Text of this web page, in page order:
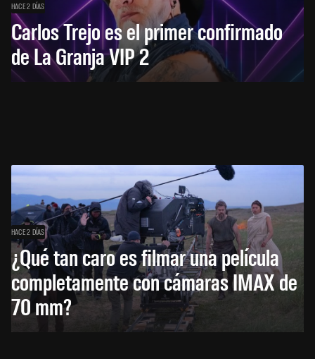
HACE 2 DÍAS
Carlos Trejo es el primer confirmado
de La Granja VIP 2
HACE 2 DÍAS
¿Qué tan caro es filmar una película
completamente con cámaras IMAX de
70 mm?